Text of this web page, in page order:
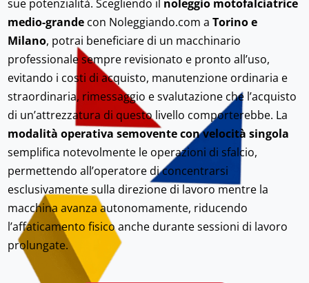
sue potenzialità. Scegliendo il noleggio motofalciatrice
medio-grande con Noleggiando.com aTorino e
Milano, potrai beneficiare di un macchinario
professionale sempre revisionato e pronto all’uso,
evitando i costi di acquisto, manutenzione ordinaria e
straordinaria, rimessaggio e svalutazione che l’acquisto
di un’attrezzatura di questo livello comporterebbe. La
modalità operativa semovente con velocità singola
semplifica notevolmente le operazioni di sfalcio,
permettendo all’operatore di concentrarsi
esclusivamente sulla direzione di lavoro mentre la
macchina avanza autonomamente, riducendo
l’affaticamento fisico anche durante sessioni di lavoro
prolungate.